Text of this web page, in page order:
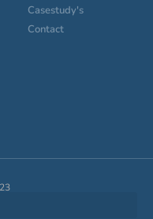
Casestudy's
Contact